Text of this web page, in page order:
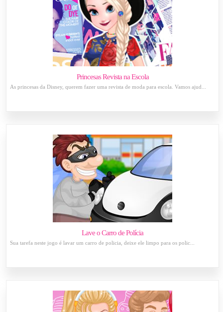
Princesas Revista na Escola
As princesas da Disney, querem fazer uma revista de moda para escola. Vamos ajud...
Lave o Carro de Polícia
Sua tarefa neste jogo é lavar um carro de policia, deixe ele limpo para os polic...